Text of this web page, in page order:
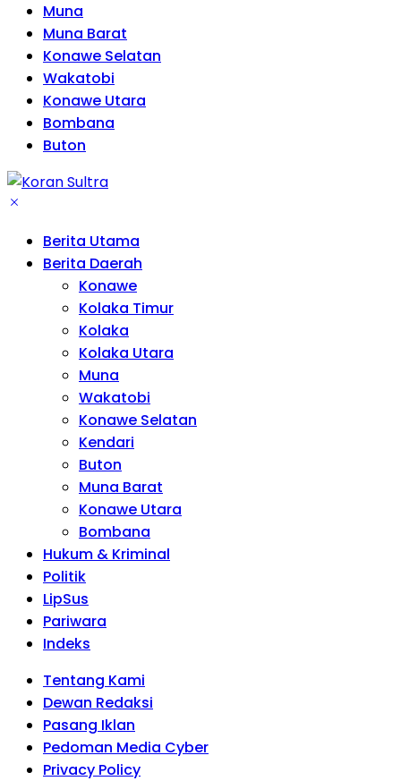
Muna
Muna Barat
Konawe Selatan
Wakatobi
Konawe Utara
Bombana
Buton
Berita Utama
Berita Daerah
Konawe
Kolaka Timur
Kolaka
Kolaka Utara
Muna
Wakatobi
Konawe Selatan
Kendari
Buton
Muna Barat
Konawe Utara
Bombana
Hukum & Kriminal
Politik
LipSus
Pariwara
Indeks
Tentang Kami
Dewan Redaksi
Pasang Iklan
Pedoman Media Cyber
Privacy Policy